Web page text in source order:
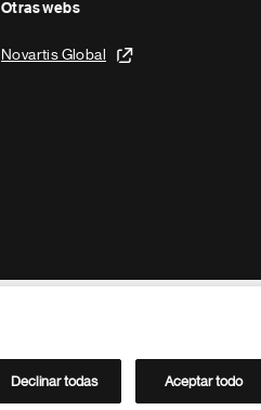
Otras webs
Novartis Global
Directorio de Novartis
Declinar todas Aceptar todo